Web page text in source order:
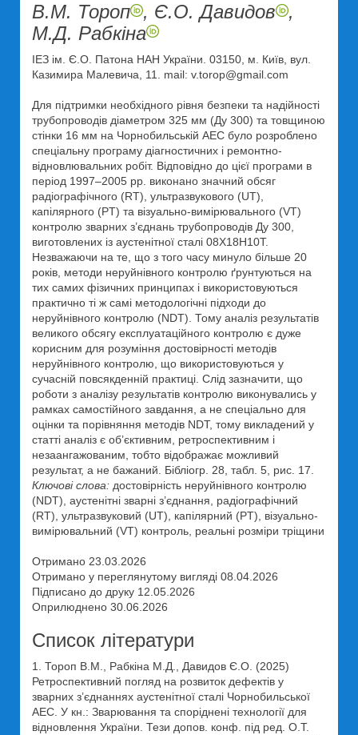
В.М. Тороп
, Є.О. Давидов
,
М.Д. Рабкіна
ІЕЗ ім. Є.О. Патона НАН України. 03150, м. Київ, вул.
Казимира Малевича, 11. mail: v.torop@gmail.com
Для підтримки необхідного рівня безпеки та надійності
трубопроводів діаметром 325 мм (Ду 300) та товщиною
стінки 16 мм на Чорнобильській АЕС було розроблено
спеціальну програму діагностичних і ремонтно-
відновлювальних робіт. Відповідно до цієї програми в
період 1997–2005 рр. виконано значний обсяг
радіографічного (RT), ультразвукового (UT),
капілярного (PT) та візуально-вимірювального (VT)
контролю зварних з’єднань трубопроводів Ду 300,
виготовлених із аустенітної сталі 08Х18Н10Т.
Незважаючи на те, що з того часу минуло більше 20
років, методи неруйнівного контролю ґрунтуються на
тих самих фізичних принципах і використовуються
практично ті ж самі методологічні підходи до
неруйнівного контролю (NDT). Тому аналіз результатів
великого обсягу експлуатаційного контролю є дуже
корисним для розуміння достовірності методів
неруйнівного контролю, що використовуються у
сучасній повсякденній практиці. Слід зазначити, що
роботи з аналізу результатів контролю виконувались у
рамках самостійного завдання, а не спеціально для
оцінки та порівняння методів NDT, тому викладений у
статті аналіз є об’єктивним, ретроспективним і
незаангажованим, тобто відображає можливий
результат, а не бажаний. Бібліогр. 28, табл. 5, рис. 17.
Ключові слова: достовірність неруйнівного контролю
(NDT), аустенітні зварні з’єднання, радіографічний
(RT), ультразвуковий (UT), капілярний (PT), візуально-
вимірювальний (VT) контроль, реальні розміри тріщини
Отримано 23.03.2026
Отримано у переглянутому вигляді 08.04.2026
Підписано до друку 12.05.2026
Оприлюднено 30.06.2026
Список літератури
1. Тороп В.М., Рабкіна М.Д., Давидов Є.О. (2025)
Ретроспективний погляд на розвиток дефектів у
зварних з’єднаннях аустенітної сталі Чорнобильської
АЕС. У кн.: Зварювання та споріднені технології для
відновлення України. Тези допов. конф. під ред. О.Т.